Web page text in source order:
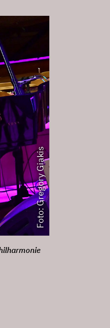
Foto: Gregory Giakis